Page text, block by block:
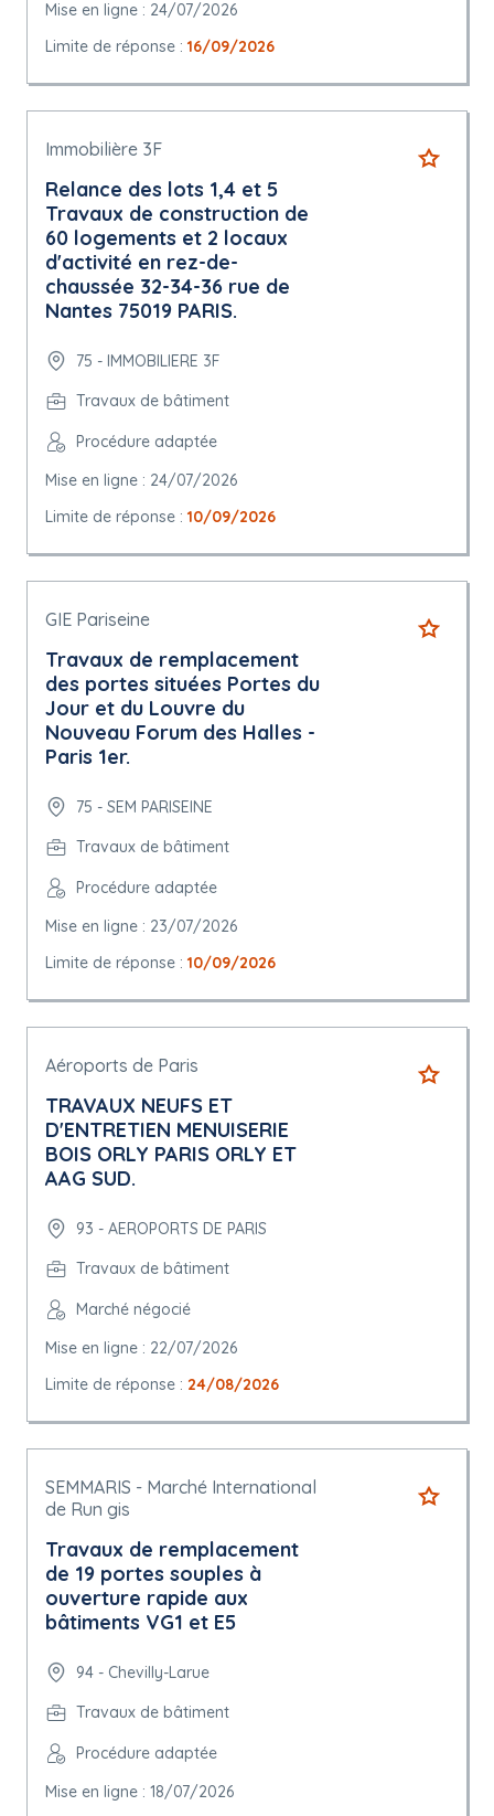
Mise en ligne : 24/07/2026
Limite de réponse : 16/09/2026
Immobilière 3F
Relance des lots 1,4 et 5
Travaux de construction de
60 logements et 2 locaux
d'activité en rez-de-
chaussée 32-34-36 rue de
Nantes 75019 PARIS.
75 - IMMOBILIERE 3F
Travaux de bâtiment
Procédure adaptée
Mise en ligne : 24/07/2026
Limite de réponse : 10/09/2026
GIE Pariseine
Travaux de remplacement
des portes situées Portes du
Jour et du Louvre du
Nouveau Forum des Halles -
Paris 1er.
75 - SEM PARISEINE
Travaux de bâtiment
Procédure adaptée
Mise en ligne : 23/07/2026
Limite de réponse : 10/09/2026
Aéroports de Paris
TRAVAUX NEUFS ET
D'ENTRETIEN MENUISERIE
BOIS ORLY PARIS ORLY ET
AAG SUD.
93 - AEROPORTS DE PARIS
Travaux de bâtiment
Marché négocié
Mise en ligne : 22/07/2026
Limite de réponse : 24/08/2026
SEMMARIS - Marché International
de Run gis
Travaux de remplacement
de 19 portes souples à
ouverture rapide aux
bâtiments VG1 et E5
94 - Chevilly-Larue
Travaux de bâtiment
Procédure adaptée
Mise en ligne : 18/07/2026